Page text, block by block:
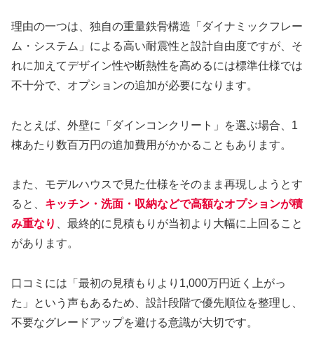
理由の一つは、独自の重量鉄骨構造「ダイナミックフレー
ム・システム」による高い耐震性と設計自由度ですが、そ
れに加えてデザイン性や断熱性を高めるには標準仕様では
不十分で、オプションの追加が必要になります。
たとえば、外壁に「ダインコンクリート」を選ぶ場合、1
棟あたり数百万円の追加費用がかかることもあります。
また、モデルハウスで見た仕様をそのまま再現しようとす
ると、 キッチン・洗面・収納などで高額なオプションが積
み重なり
、最終的に見積もりが当初より大幅に上回ること
があります。
口コミには「最初の見積もりより1,000万円近く上がっ
た」という声もあるため、設計段階で優先順位を整理し、
不要なグレードアップを避ける意識が大切です。